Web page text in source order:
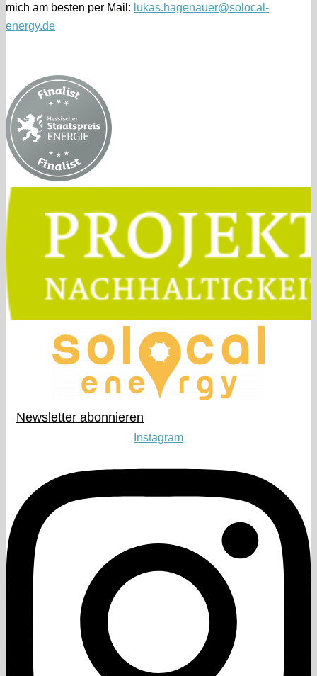
mich am besten per Mail: lukas.hagenauer@solocal-
energy.de
Newsletter abonnieren​
Instagram